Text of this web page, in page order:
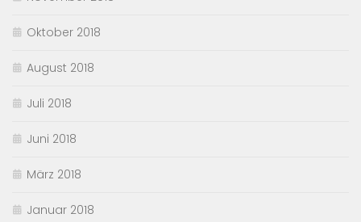
Oktober 2018
August 2018
Juli 2018
Juni 2018
März 2018
Januar 2018